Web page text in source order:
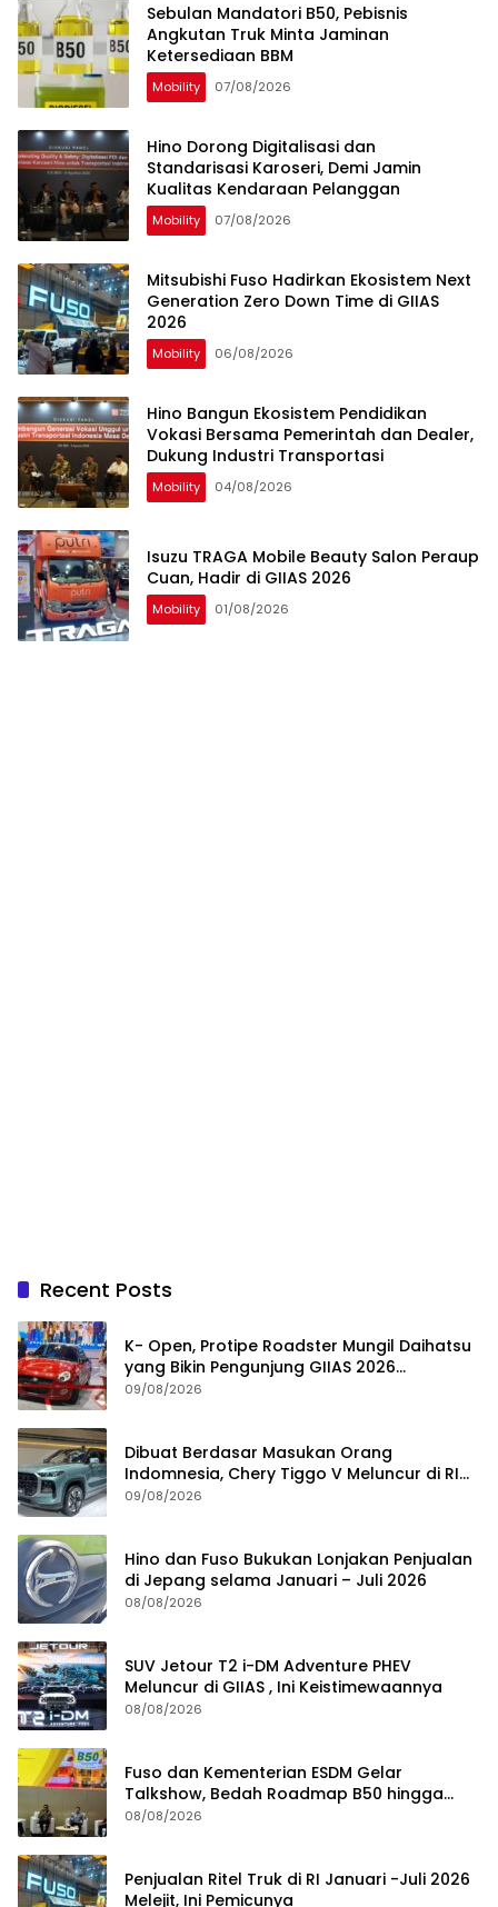
Sebulan Mandatori B50, Pebisnis
Angkutan Truk Minta Jaminan
Ketersediaan BBM
Mobility 07/08/2026
Hino Dorong Digitalisasi dan
Standarisasi Karoseri, Demi Jamin
Kualitas Kendaraan Pelanggan
Mobility 07/08/2026
Mitsubishi Fuso Hadirkan Ekosistem Next
Generation Zero Down Time di GIIAS
2026
Mobility 06/08/2026
Hino Bangun Ekosistem Pendidikan
Vokasi Bersama Pemerintah dan Dealer,
Dukung Industri Transportasi
Mobility 04/08/2026
Isuzu TRAGA Mobile Beauty Salon Peraup
Cuan, Hadir di GIIAS 2026
Mobility 01/08/2026
Recent Posts
K- Open, Protipe Roadster Mungil Daihatsu
yang Bikin Pengunjung GIIAS 2026
Penasaran
09/08/2026
Dibuat Berdasar Masukan Orang
Indomnesia, Chery Tiggo V Meluncur di RI
Kuartal IV Tahun Ini
09/08/2026
Hino dan Fuso Bukukan Lonjakan Penjualan
di Jepang selama Januari – Juli 2026
08/08/2026
SUV Jetour T2 i-DM Adventure PHEV
Meluncur di GIIAS , Ini Keistimewaannya
08/08/2026
Fuso dan Kementerian ESDM Gelar
Talkshow, Bedah Roadmap B50 hingga
Dampaknya
08/08/2026
Penjualan Ritel Truk di RI Januari -Juli 2026
Melejit, Ini Pemicunya